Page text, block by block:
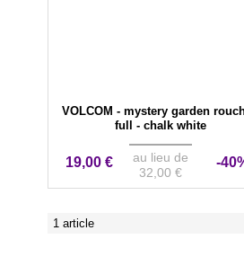
VOLCOM - mystery garden
full - chalk white
19,00 €
au lieu de
32,00 €
-
1 article